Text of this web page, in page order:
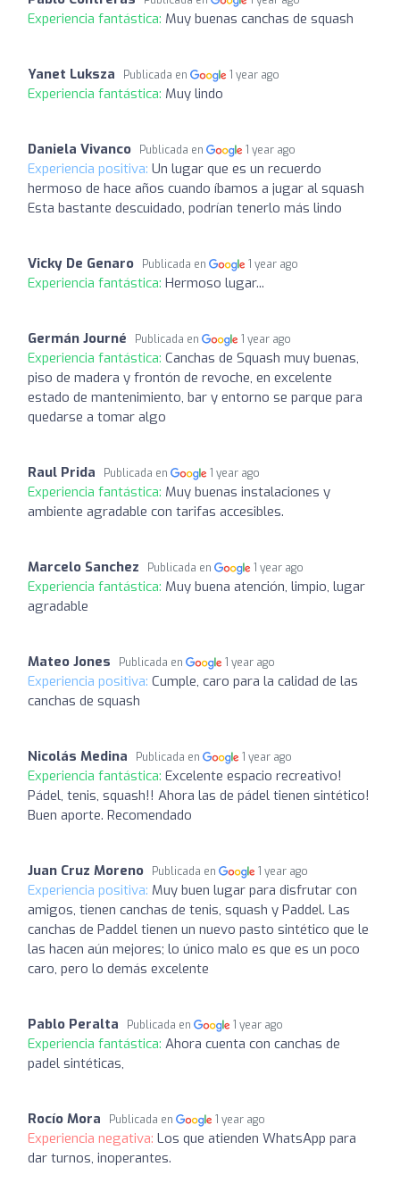
Experiencia fantástica: Muy buenas canchas de squash
Yanet Luksza Publicada en 1 year ago
Experiencia fantástica: Muy lindo
Daniela Vivanco Publicada en 1 year ago
Experiencia positiva: Un lugar que es un recuerdo
hermoso de hace años cuando íbamos a jugar al squash
Esta bastante descuidado, podrían tenerlo más lindo
Vicky De Genaro Publicada en 1 year ago
Experiencia fantástica: Hermoso lugar...
Germán Journé Publicada en 1 year ago
Experiencia fantástica: Canchas de Squash muy buenas,
piso de madera y frontón de revoche, en excelente
estado de mantenimiento, bar y entorno se parque para
quedarse a tomar algo
Raul Prida Publicada en 1 year ago
Experiencia fantástica: Muy buenas instalaciones y
ambiente agradable con tarifas accesibles.
Marcelo Sanchez Publicada en 1 year ago
Experiencia fantástica: Muy buena atención, limpio, lugar
agradable
Mateo Jones Publicada en 1 year ago
Experiencia positiva: Cumple, caro para la calidad de las
canchas de squash
Nicolás Medina Publicada en 1 year ago
Experiencia fantástica: Excelente espacio recreativo!
Pádel, tenis, squash!! Ahora las de pádel tienen sintético!
Buen aporte. Recomendado
Juan Cruz Moreno Publicada en 1 year ago
Experiencia positiva: Muy buen lugar para disfrutar con
amigos, tienen canchas de tenis, squash y Paddel. Las
canchas de Paddel tienen un nuevo pasto sintético que le
las hacen aún mejores; lo único malo es que es un poco
caro, pero lo demás excelente
Pablo Peralta Publicada en 1 year ago
Experiencia fantástica: Ahora cuenta con canchas de
padel sintéticas,
Rocío Mora Publicada en 1 year ago
Experiencia negativa: Los que atienden WhatsApp para
dar turnos, inoperantes.